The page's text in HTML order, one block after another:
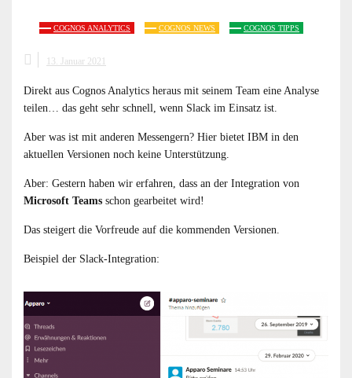
COGNOS ANALYTICS COGNOS NEWS COGNOS TIPPS
13. Januar 2021
Direkt aus Cognos Analytics heraus mit seinem Team eine Analyse
teilen… das geht sehr schnell, wenn Slack im Einsatz ist.
Aber was ist mit anderen Messengern? Hier bietet IBM in den
aktuellen Versionen noch keine Unterstützung.
Aber: Gestern haben wir erfahren, dass an der Integration von
Microsoft Teams schon gearbeitet wird!
Das steigert die Vorfreude auf die kommenden Versionen.
Beispiel der Slack-Integration: